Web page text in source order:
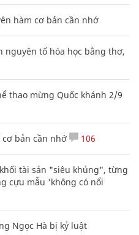
hàm cơ bản cần nhớ
nguyên tố hóa học bằng thơ,
thao mừng Quốc khánh 2/9
cơ bản cần nhớ 106
tài sản "siêu khủng", từng
cựu mẫu 'không có nổi
Ngọc Hà bị kỷ luật